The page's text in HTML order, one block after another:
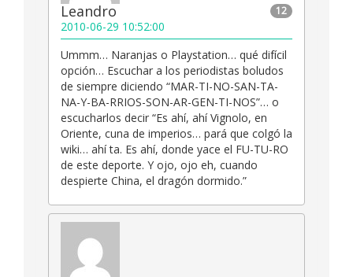
12
Leandro
2010-06-29 10:52:00
Ummm… Naranjas o Playstation… qué difícil
opción… Escuchar a los periodistas boludos
de siempre diciendo “MAR-TI-NO-SAN-TA-
NA-Y-BA-RRIOS-SON-AR-GEN-TI-NOS”… o
escucharlos decir “Es ahí, ahí Vignolo, en
Oriente, cuna de imperios… pará que colgó la
wiki… ahí ta. Es ahí, donde yace el FU-TU-RO
de este deporte. Y ojo, ojo eh, cuando
despierte China, el dragón dormido.”